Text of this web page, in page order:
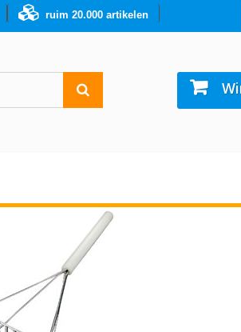
ruim 20.000 artikelen